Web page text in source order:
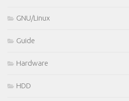
GNU/Linux
Guide
Hardware
HDD